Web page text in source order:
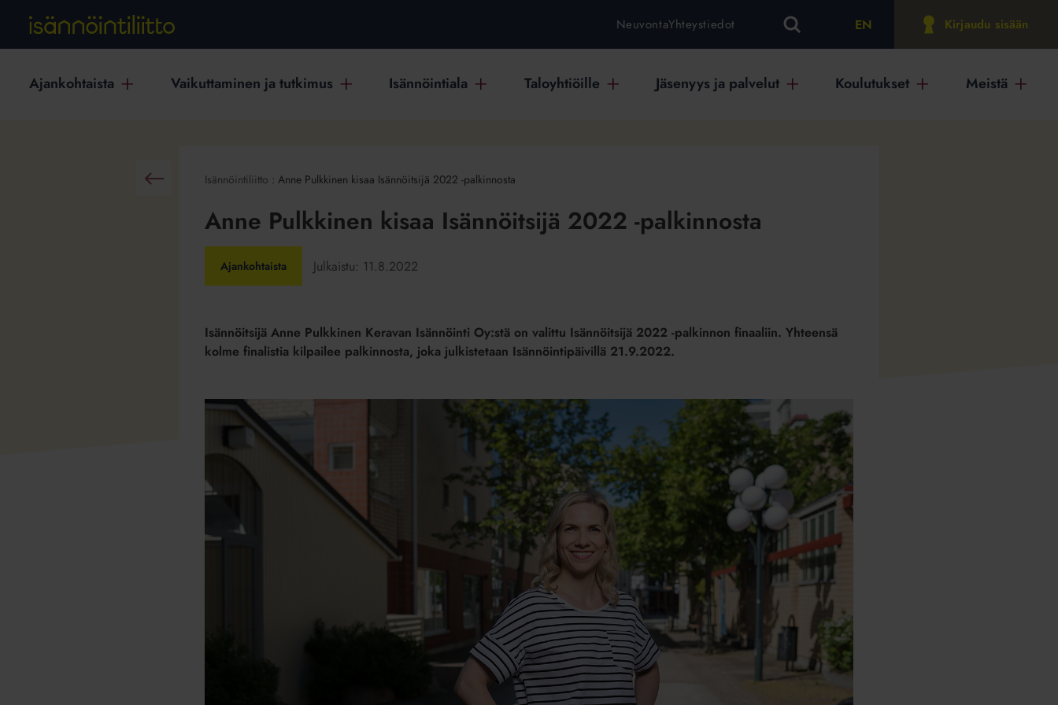
NeuvontaYhteystiedot EN Kirjaudu sisään
Ajankohtaista Vaikuttaminen ja tutkimus Isännöintiala Taloyhtiöille Jäsenyys ja palvelut Koulutukset Meistä
Takaisin Isännöintiliitto : Anne Pulkkinen kisaa Isännöitsijä 2022 -palkinnosta
Anne Pulkkinen kisaa Isännöitsijä 2022 -palkinnosta
Ajankohtaista Julkaistu: 11.8.2022
Isännöitsijä Anne Pulkkinen Keravan Isännöinti Oy:stä on valittu Isännöitsijä 2022 -palkinnon finaaliin. Yhteensä
kolme finalistia kilpailee palkinnosta, joka julkistetaan Isännöintipäivillä 21.9.2022.